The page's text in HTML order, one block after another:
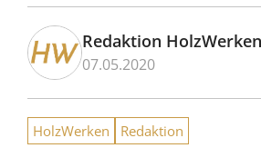
Redaktion HolzWerken
07.05.2020
HolzWerken Redaktion